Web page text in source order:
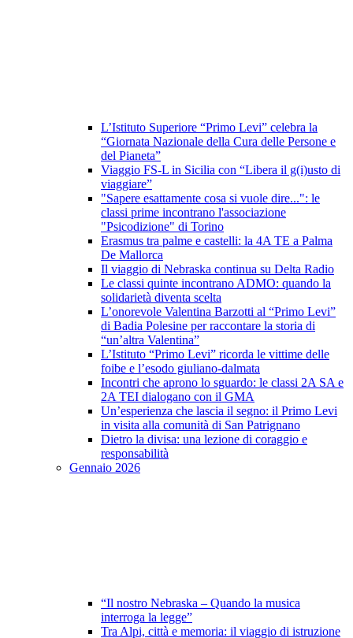
L’Istituto Superiore “Primo Levi” celebra la
“Giornata Nazionale della Cura delle Persone e
del Pianeta”
Viaggio FS-L in Sicilia con “Libera il g(i)usto di
viaggiare”
"Sapere esattamente cosa si vuole dire...": le
classi prime incontrano l'associazione
"Psicodizione" di Torino
Erasmus tra palme e castelli: la 4A TE a Palma
De Mallorca
Il viaggio di Nebraska continua su Delta Radio
Le classi quinte incontrano ADMO: quando la
solidarietà diventa scelta
L’onorevole Valentina Barzotti al “Primo Levi”
di Badia Polesine per raccontare la storia di
“un’altra Valentina”
L’Istituto “Primo Levi” ricorda le vittime delle
foibe e l’esodo giuliano-dalmata
Incontri che aprono lo sguardo: le classi 2A SA e
2A TEI dialogano con il GMA
Un’esperienza che lascia il segno: il Primo Levi
in visita alla comunità di San Patrignano
Dietro la divisa: una lezione di coraggio e
responsabilità
Gennaio 2026
“Il nostro Nebraska – Quando la musica
interroga la legge”
Tra Alpi, città e memoria: il viaggio di istruzione